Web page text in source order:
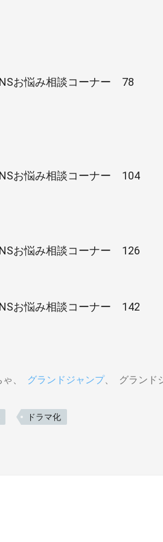
お悩み相談コーナー 78
お悩み相談コーナー 104
お悩み相談コーナー 126
お悩み相談コーナー 142
ゃ グランドジャンプ グランド
ドラマ化